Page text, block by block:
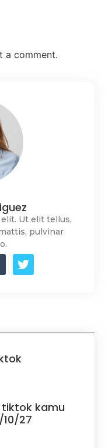
a comment.
Ut elit tellus,
pulvinar
kamu
27